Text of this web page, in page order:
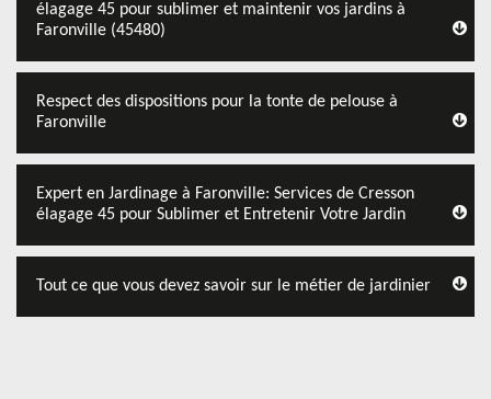
élagage 45 pour sublimer et maintenir vos jardins à
Faronville (45480)
Respect des dispositions pour la tonte de pelouse à
Faronville
Expert en Jardinage à Faronville: Services de Cresson
élagage 45 pour Sublimer et Entretenir Votre Jardin
Tout ce que vous devez savoir sur le métier de jardinier